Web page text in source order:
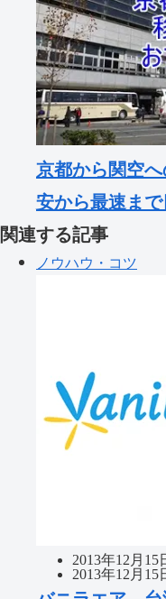
京都から関空
安から最速ま
関連する記事
ノウハウ・コツ
2013年12月15
2013年12月15